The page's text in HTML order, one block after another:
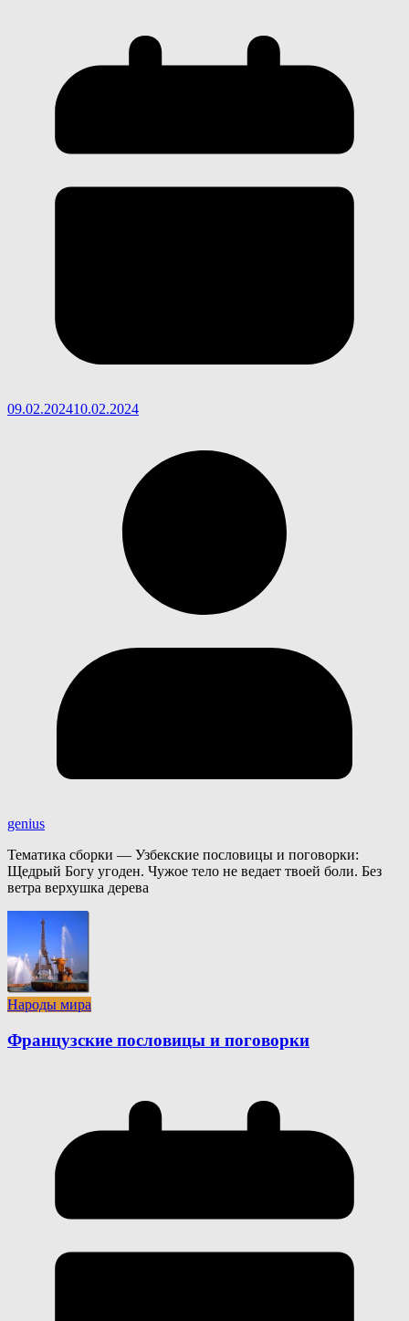
09.02.202410.02.2024
genius
Тематика сборки — Узбекские пословицы и поговорки:
Щедрый Богу угоден. Чужое тело не ведает твоей боли. Без
ветра верхушка дерева
Народы мира
Французские пословицы и поговорки